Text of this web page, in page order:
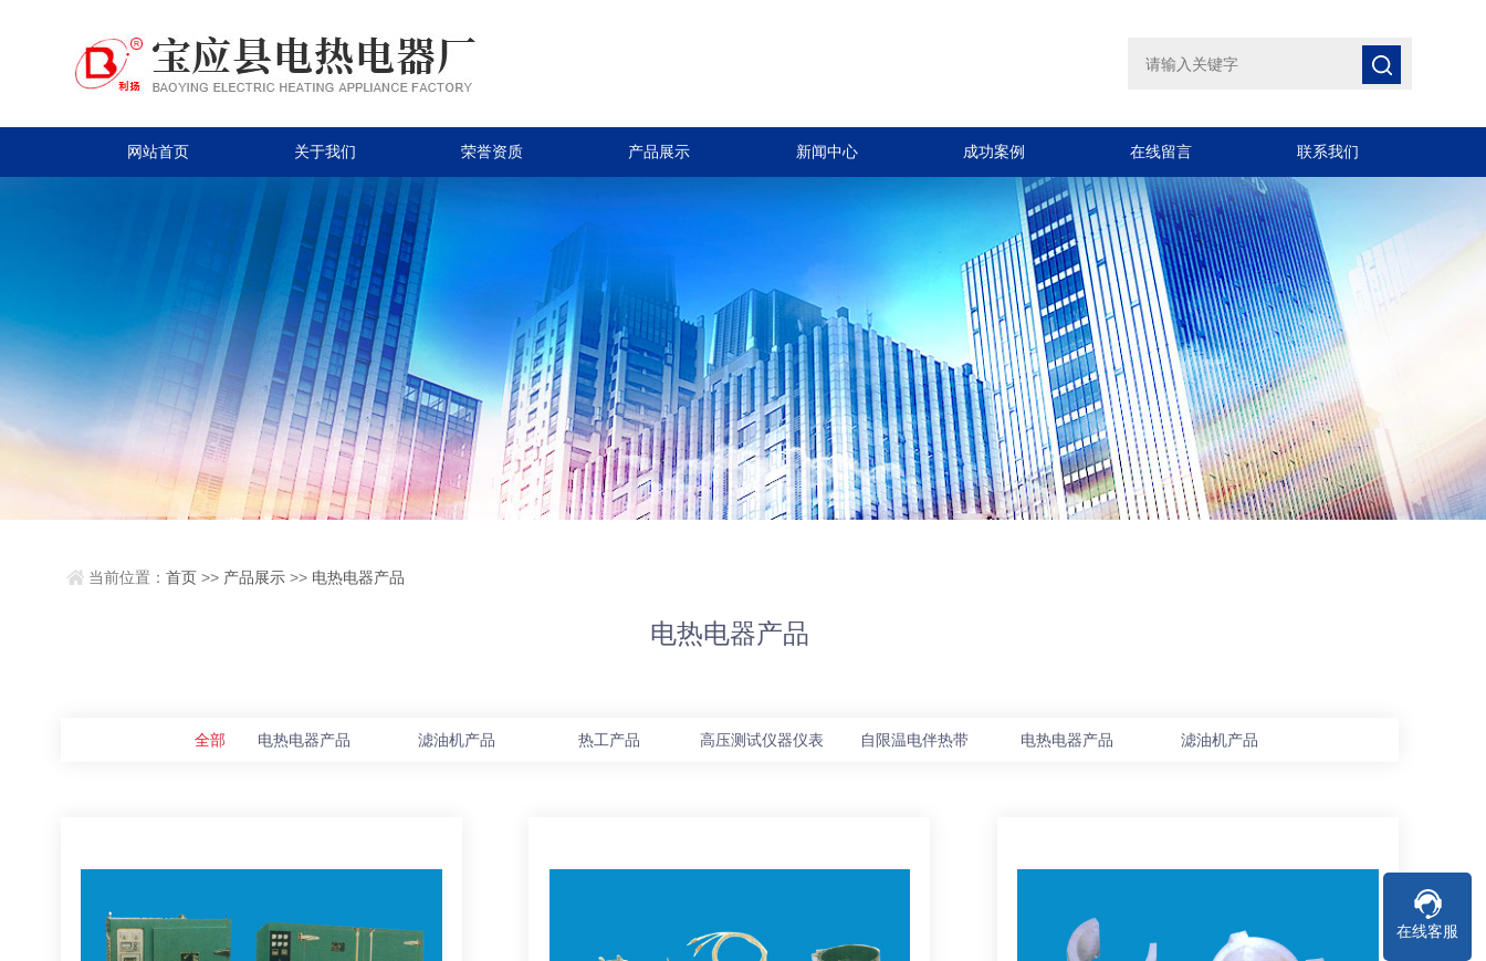
网站首页 关于我们 荣誉资质 产品展示 新闻中心 成功案例 在线留言 联系我们
当前位置：首页 >> 产品展示 >> 电热电器产品
电热电器产品
全部 电热电器产品 滤油机产品 热工产品 高压测试仪器仪表 自限温电伴热带 电热电器产品 滤油机产品
在线客服